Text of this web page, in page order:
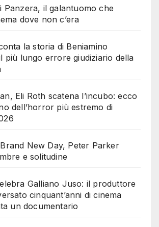
Panzera, il galantuomo che
dove non c’era
la storia di Beniamino
più lungo errore giudiziario della
Eli Roth scatena l’incubo: ecco
dell’horror più estremo di
New Day, Peter Parker
e solitudine
Galliano Juso: il produttore
cinquant’anni di cinema
un documentario